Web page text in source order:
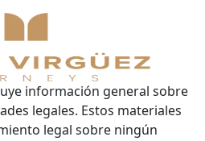
información general sobre
legales. Estos materiales
legal sobre ningún